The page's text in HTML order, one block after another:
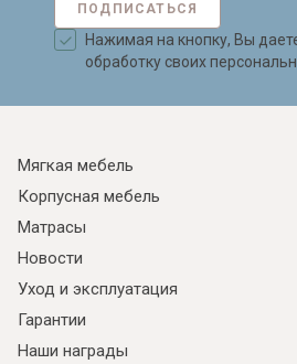
ПОДПИСАТЬСЯ
Нажимая на кнопку, Вы
обработку своих
Мягкая мебель
Корпусная мебель
Матрасы
Новости
Уход и эксплуатация
Гарантии
Наши награды